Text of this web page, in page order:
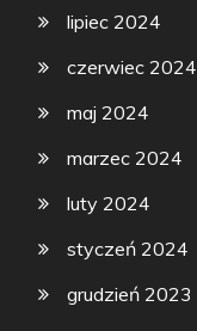
lipiec 2024
czerwiec 2024
maj 2024
marzec 2024
luty 2024
styczeń 2024
grudzień 2023